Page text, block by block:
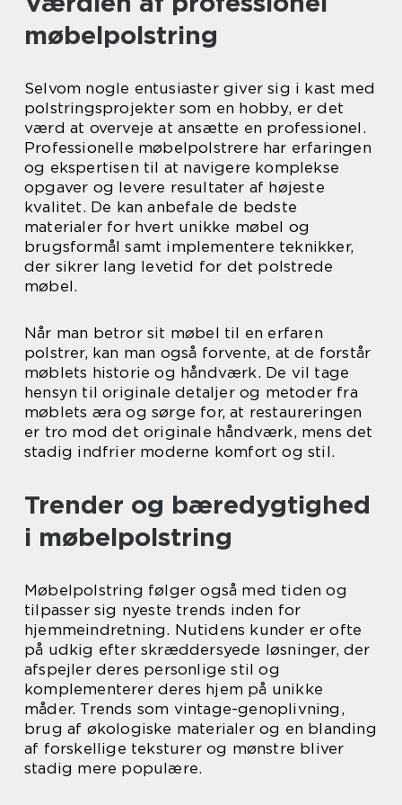
møbelpolstring
Selvom nogle entusiaster giver sig i kast med
polstringsprojekter som en hobby, er det
værd at overveje at ansætte en professionel.
Professionelle møbelpolstrere har erfaringen
og ekspertisen til at navigere komplekse
opgaver og levere resultater af højeste
kvalitet. De kan anbefale de bedste
materialer for hvert unikke møbel og
brugsformål samt implementere teknikker,
der sikrer lang levetid for det polstrede
møbel.
Når man betror sit møbel til en erfaren
polstrer, kan man også forvente, at de forstår
møblets historie og håndværk. De vil tage
hensyn til originale detaljer og metoder fra
møblets æra og sørge for, at restaureringen
er tro mod det originale håndværk, mens det
stadig indfrier moderne komfort og stil.
Trender og bæredygtighed
i møbelpolstring
Møbelpolstring følger også med tiden og
tilpasser sig nyeste trends inden for
hjemmeindretning. Nutidens kunder er ofte
på udkig efter skræddersyede løsninger, der
afspejler deres personlige stil og
komplementerer deres hjem på unikke
måder. Trends som vintage-genoplivning,
brug af økologiske materialer og en blanding
af forskellige teksturer og mønstre bliver
stadig mere populære.